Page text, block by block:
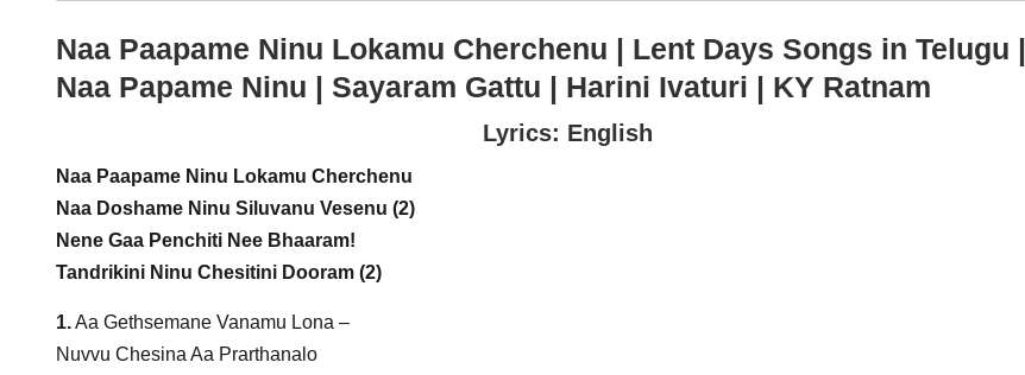
Naa Paapame Ninu Lokamu Cherchenu | Lent Days Songs in Telugu |
Naa Papame Ninu | Sayaram Gattu | Harini Ivaturi | KY Ratnam
Lyrics: English
Naa Paapame Ninu Lokamu Cherchenu
Naa Doshame Ninu Siluvanu Vesenu (2)
Nene Gaa Penchiti Nee Bhaaram!
Tandrikini Ninu Chesitini Dooram (2)
1.Aa Gethsemane Vanamu Lona –
Nuvvu Chesina Aa Prarthanalo